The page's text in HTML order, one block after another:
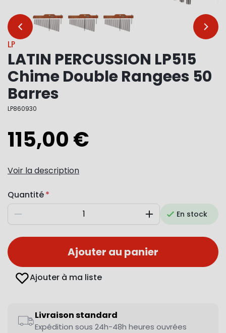
… …
LP
LATIN PERCUSSION LP515
Chime Double Rangees 50
Barres
LP860930
115,00 €
Voir la description
Quantité
Diminuer AugmenterEn stock
Ajouter au panier
Ajouter à ma liste
Livraison standard
Expédition sous 24h-48h heures ouvrées